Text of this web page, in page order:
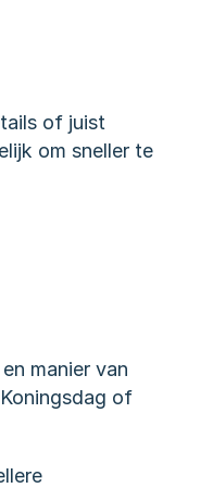
of juist
om sneller te
manier van
of